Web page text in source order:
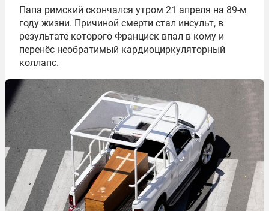
Папа римский скончался утром 21 апреля на 89-м
году жизни. Причиной смерти стал инсульт, в
результате которого Франциск впал в кому и
перенёс необратимый кардиоциркуляторный
коллапс.